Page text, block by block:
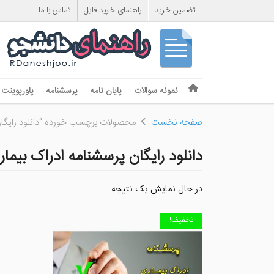
تضمین خرید راهنمای خرید فایل تماس با ما
Menu
Skip to content
نمونه سوالات پایان نامه پرسشنامه پاورپوینت
صفحه نخست محصولات برچسب خورده “دانلود
دانلود رایگان پرسشنامه ادراک
در حال نمایش یک نتیجه
تخفیف!